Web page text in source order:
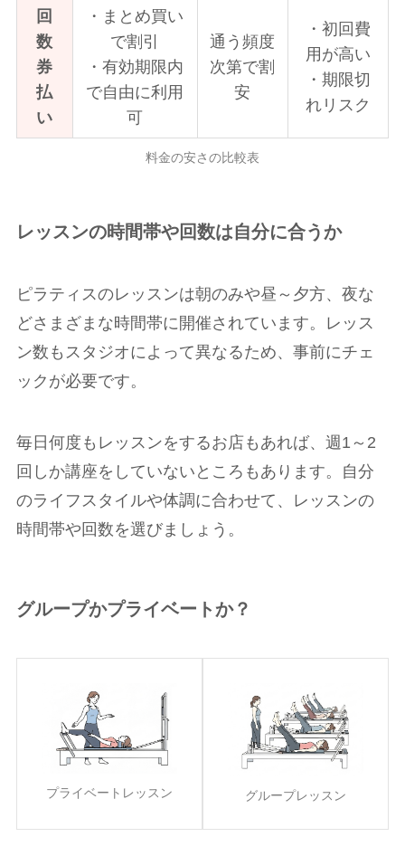
回
数
券
払
い
・まとめ買い
で割引
・有効期限内
で自由に利用
可
通う頻度
次第で割
安
・初回費
用が高い
・期限切
れリスク
料金の安さの比較表
レッスンの時間帯や回数は自分に合うか
ピラティスのレッスンは朝のみや昼～夕方、夜な
どさまざまな時間帯に開催されています。レッス
ン数もスタジオによって異なるため、事前にチェ
ックが必要です。
毎日何度もレッスンをするお店もあれば、週1～2
回しか講座をしていないところもあります。自分
のライフスタイルや体調に合わせて、レッスンの
時間帯や回数を選びましょう。
グループかプライベートか？
プライベートレッスン グループレッスン